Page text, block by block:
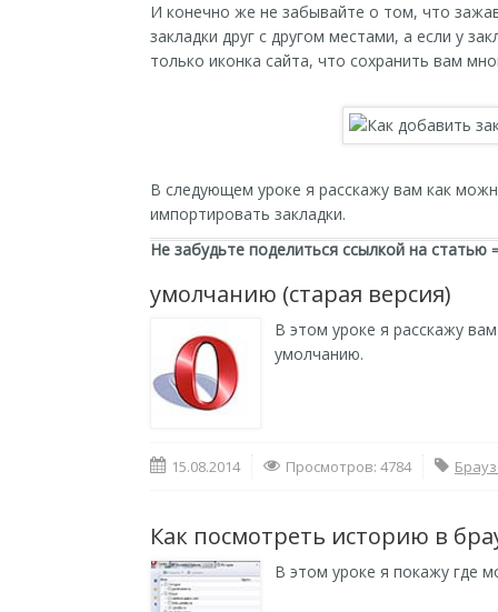
И конечно же не забывайте о том, что
закладки друг с другом местами, а если у
только иконка сайта, что сохранить вам
В следующем уроке я расскажу вам как
импортировать закладки.
Не забудьте поделиться ссылкой на статью
умолчанию (старая версия)
В этом уроке я расскажу
умолчанию.
15.08.2014 Просмотров: 4784
Как посмотреть историю в
В этом уроке я покажу где